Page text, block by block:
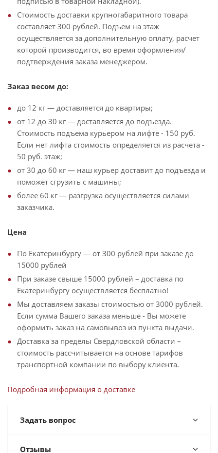
Стоимость доставки крупногабаритного товара
составляет 300 рублей. Подъем на этаж
осуществляется за дополнительную оплату, расчет
которой производится, во время оформления/
подтверждения заказа менеджером.
Заказ весом до:
до 12 кг — доставляется до квартиры;
от 12 до 30 кг — доставляется до подъезда.
Стоимость подъема курьером на лифте - 150 руб.
Если нет лифта стоимость определяется из расчета -
50 руб. этаж;
от 30 до 60 кг — наш курьер доставит до подъезда и
поможет сгрузить с машины;
более 60 кг — разгрузка осуществляется силами
заказчика.
Цена
По Екатеринбургу — от 300 рублей при заказе до
15000 рублей
При заказе свыше 15000 рублей – доставка по
Екатеринбургу осуществляется бесплатно!
Мы доставляем заказы стоимостью от 3000 рублей.
Если сумма Вашего заказа меньше - Вы можете
оформить заказ на самовывоз из пункта выдачи.
Доставка за пределы Свердловской области –
стоимость рассчитывается на основе тарифов
транспортной компании по выбору клиента.
Подробная информация о доставке
Задать вопрос
Отзывы